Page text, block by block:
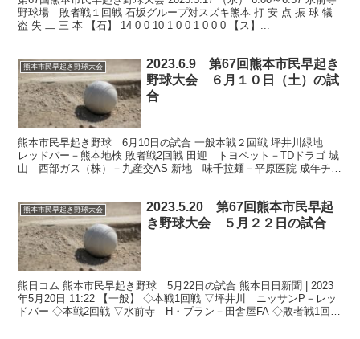
野球場 敗者戦１回戦 石坂グループ対スズキ熊本 打 安 点 振 球 犠
盗 失 二 三 本 【石】 14 0 0 10 1 0 0 1 0 0 0 【ス】...
熊本市民早起き野球大会
2023.6.9 第67回熊本市民早起き
野球大会 ６月１０日（土）の試
合
熊本市民早起き野球 6月10日の試合 一般本戦２回戦 坪井川緑地
レッドバー－熊本地検 敗者戦2回戦 田迎 トヨペット－TDドラゴ 城
山 西部ガス（株）－九産交AS 新地 味千拉麺－平原医院 成年チャ
熊本市民早起き野球大会
2023.5.20 第67回熊本市民早起
き野球大会 ５月２２日の試合
熊日コム 熊本市民早起き野球 5月22日の試合 熊本日日新聞 | 2023
年5月20日 11:22 【一般】 ◇本戦1回戦 ▽坪井川 ニッサンP－レッ
ドバー ◇本戦2回戦 ▽水前寺 H・プラン－田舎屋FA ◇敗者戦1回戦